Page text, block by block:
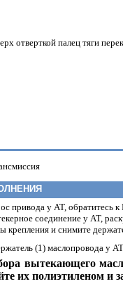
отверткой палец тяги
привода у АТ, обратитесь к
соединение у АТ,
крепления и снимите
(1) маслопровода у
вытекающего
их полиэтиленом и